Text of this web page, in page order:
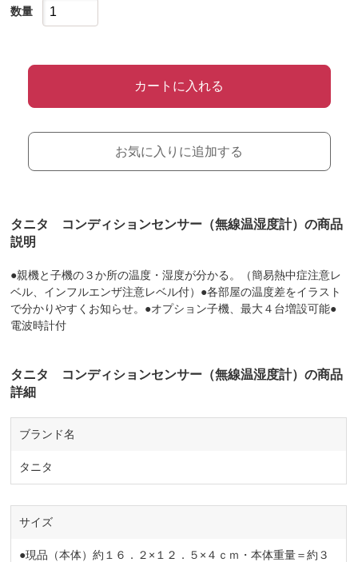
数量
カートに入れる
お気に入りに追加する
タニタ コンディションセンサー（無線温湿度計）の商品
説明
●親機と子機の３か所の温度・湿度が分かる。（簡易熱中症注意レ
ベル、インフルエンザ注意レベル付）●各部屋の温度差をイラスト
で分かりやすくお知らせ。●オプション子機、最大４台増設可能●
電波時計付
タニタ コンディションセンサー（無線温湿度計）の商品
詳細
ブランド名
タニタ
サイズ
●現品（本体）約１６．２×１２．５×４ｃｍ・本体重量＝約３